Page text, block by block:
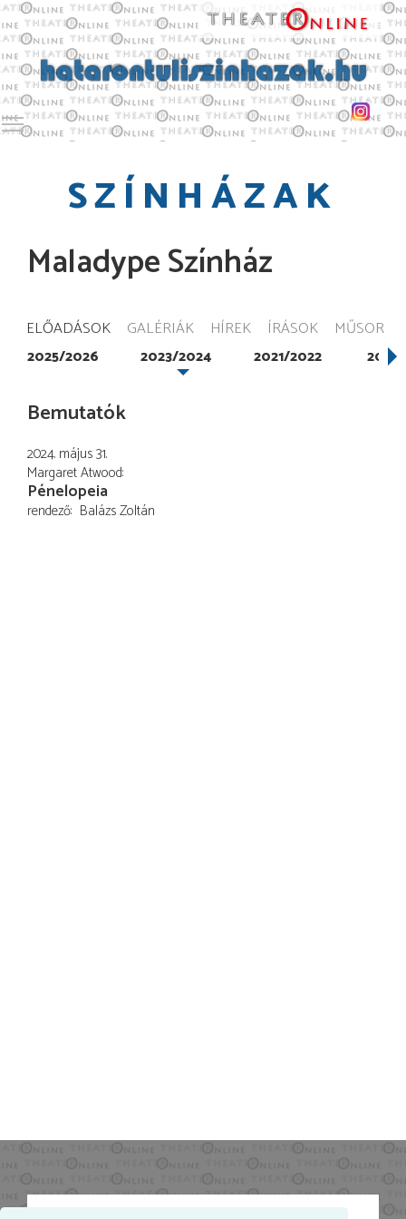
Toggle main menu visibility
SZÍNHÁZAK
Maladype Színház
ELŐADÁSOK GALÉRIÁK HÍREK ÍRÁSOK MŰSOR
2025/2026 2023/2024 2021/2022
Bemutatók
2024. május 31.
Margaret Atwood
Pénelopeia
rendező Balázs Zoltán